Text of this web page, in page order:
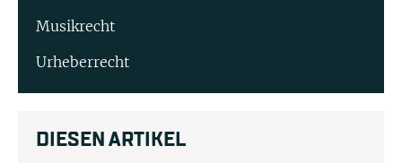
Musikrecht
Urheberrecht
DIESEN ARTIKEL